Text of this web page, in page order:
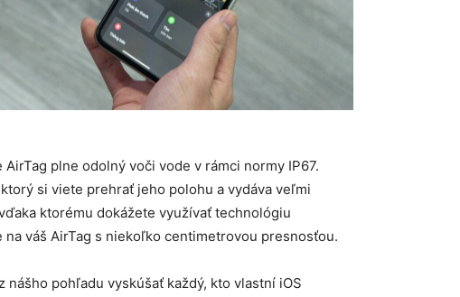
plne odolný voči vode v rámci normy IP67.
si viete prehrať jeho polohu a vydáva veľmi
ktorému dokážete využívať technológiu
váš AirTag s niekoľko centimetrovou presnosťou.
pohľadu vyskúšať každý, kto vlastní iOS